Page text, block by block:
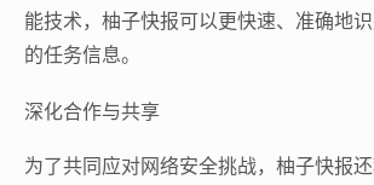
能技术，柚子快报可以更快速、准确地
的任务信息。
深化合作与共享
为了共同应对网络安全挑战，柚子快报